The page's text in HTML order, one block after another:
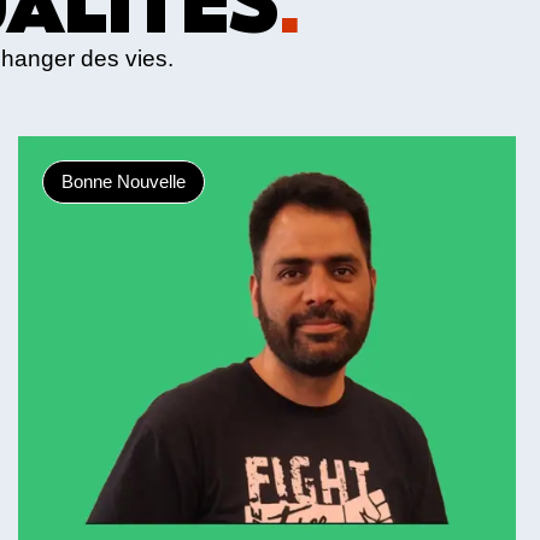
des vies.
Bonne Nouvelle